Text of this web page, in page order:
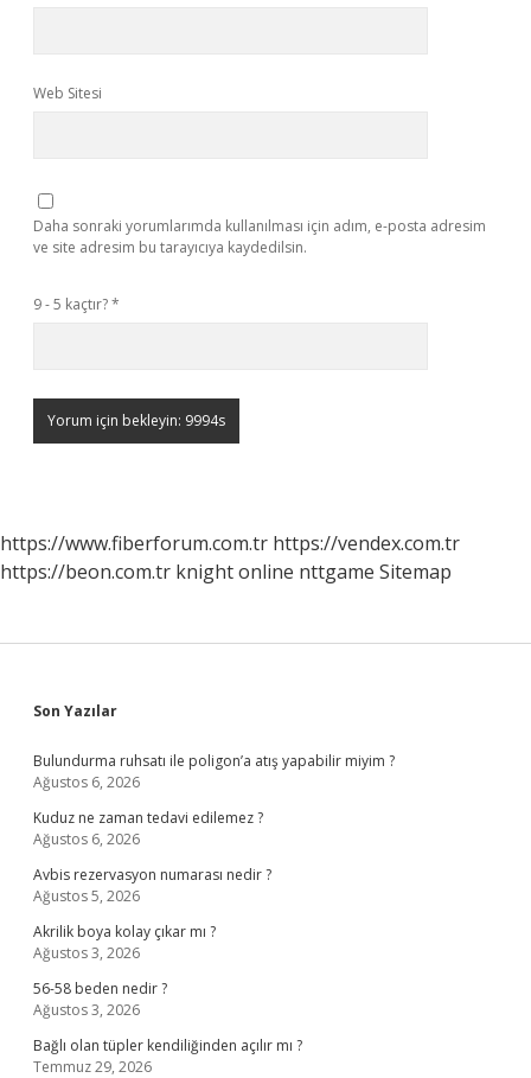
Web Sitesi
Daha sonraki yorumlarımda kullanılması için adım, e-posta adresim
ve site adresim bu tarayıcıya kaydedilsin.
9 - 5 kaçtır?*
https://www.fiberforum.com.tr https://vendex.com.tr
https://beon.com.tr knight online nttgame Sitemap
Sidebar
Son Yazılar
Bulundurma ruhsatı ile poligon’a atış yapabilir miyim ?
Ağustos 6, 2026
Kuduz ne zaman tedavi edilemez ?
Ağustos 6, 2026
Avbis rezervasyon numarası nedir ?
Ağustos 5, 2026
Akrilik boya kolay çıkar mı ?
Ağustos 3, 2026
56-58 beden nedir ?
Ağustos 3, 2026
Bağlı olan tüpler kendiliğinden açılır mı ?
Temmuz 29, 2026